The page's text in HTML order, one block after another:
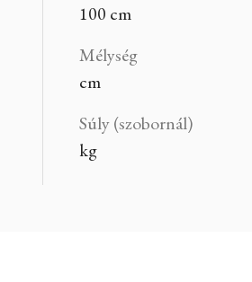
100 cm
Mélység
cm
Súly (szobornál)
kg